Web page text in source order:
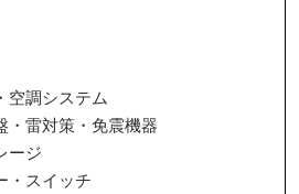
空調システム
・雷対策・免震機器
ージ
・スイッチ